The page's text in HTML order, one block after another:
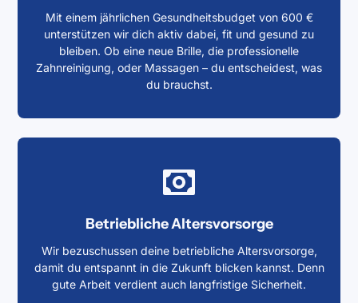
Mit einem jährlichen Gesundheitsbudget von 600 €
unterstützen wir dich aktiv dabei, fit und gesund zu
bleiben. Ob eine neue Brille, die professionelle
Zahnreinigung, oder Massagen – du entscheidest, was
du brauchst.
Betriebliche Altersvorsorge
Wir bezuschussen deine betriebliche Altersvorsorge,
damit du entspannt in die Zukunft blicken kannst. Denn
gute Arbeit verdient auch langfristige Sicherheit.